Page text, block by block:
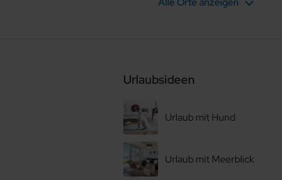
Urlaubsideen
Urlaub mit Hund
Urlaub mit Meerblick